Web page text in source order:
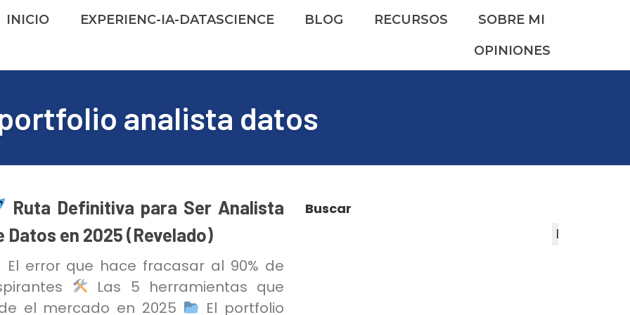
INICIO EXPERIENC-IA-DATASCIENCE BLOG RECURSOS
SOBRE MI
OPINIONES
analista datos
Ruta Definitiva para Ser Analista
Datos en 2025 (Revelado)
El error que hace fracasar al 90% de
Las 5 herramientas que
el mercado en 2025
El portfolio
Buscar
Buscar